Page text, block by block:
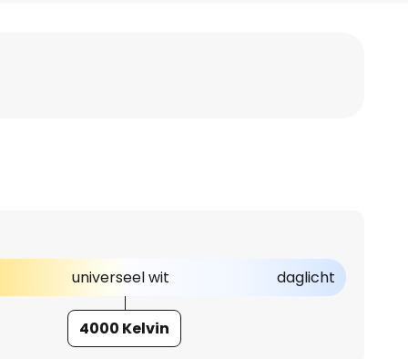
universeel wit daglicht
4000 Kelvin